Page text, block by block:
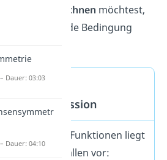
berechnen möchtest,
du folgende Bedingung
Symmetrie
Kurvendiskussion
Symmetrie bei Funktionen liegt
in folgenden Fällen vor:
Dauer: 03:03
Dauer: 04:10